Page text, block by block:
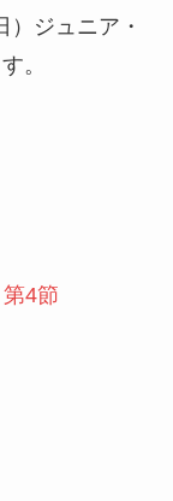
ジュニア・
。
4節